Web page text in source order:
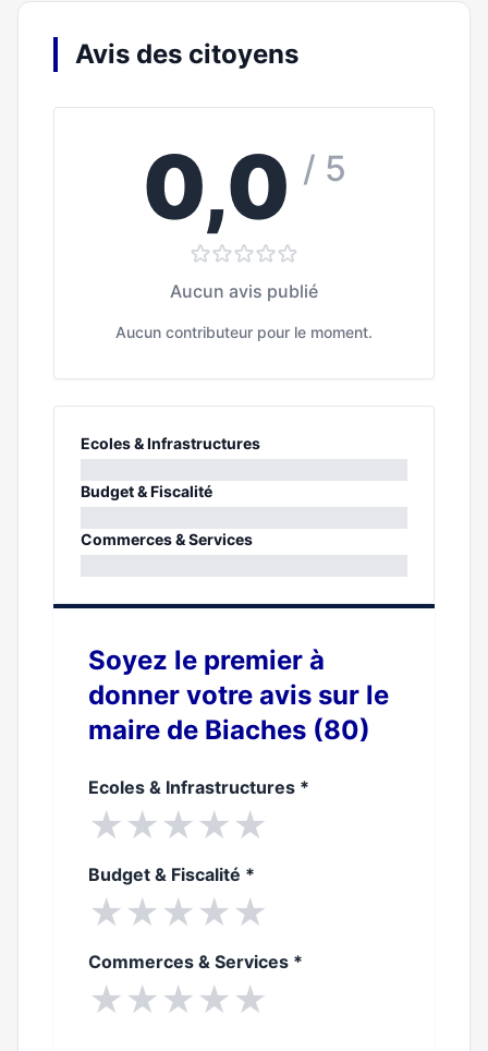
Avis des citoyens
0,0 / 5
Aucun avis publié
Aucun contributeur pour le moment.
Ecoles & Infrastructures
0%
Budget & Fiscalité
0%
Commerces & Services
Soyez le premier à
donner votre avis sur le
maire de Biaches (80)
Ecoles & Infrastructures *
★★★★★
Budget & Fiscalité *
★★★★★
Commerces & Services *
★★★★★